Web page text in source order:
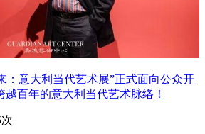
：意大利当代艺术展”正式面向公众开
百年的意大利当代艺术脉络！